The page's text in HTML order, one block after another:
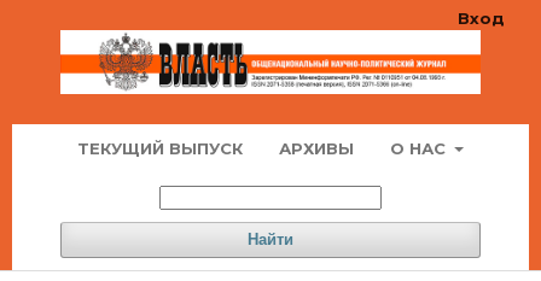
ТЕКУЩИЙ ВЫПУСК АРХИВЫ О НАС
Найти
Вход